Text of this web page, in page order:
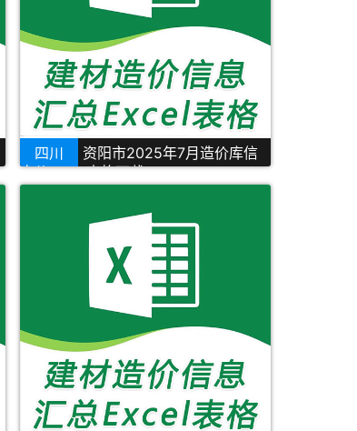
四川
资阳市2025年7月造价库信
息价Excel表格下载